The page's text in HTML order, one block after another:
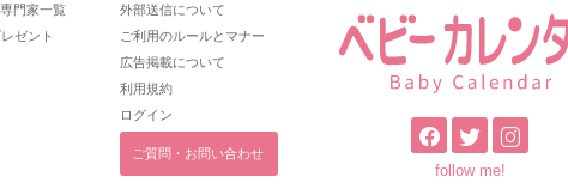
門家一覧
ゼント
外部送信について
ご利用のルールとマナー
広告掲載について
利用規約
ログイン
ご質問・お問い合わせ
follow me!